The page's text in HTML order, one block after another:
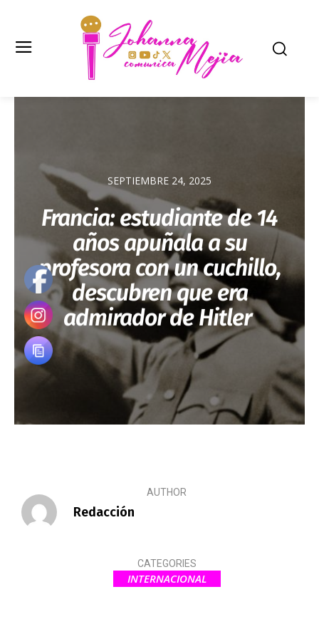
SEPTIEMBRE 24, 2025
Francia: estudiante de 14
años apuñala a su
profesora con un cuchillo,
descubren que era
admirador de Hitler
AUTHOR
Redacción
CATEGORIES
INTERNACIONAL